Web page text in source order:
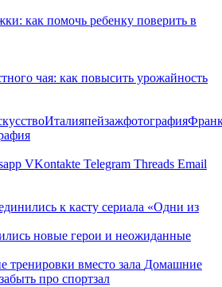
как помочь ребенку поверить в
чая: как повысить урожайность
Италияпейзажфотография
VKontakte Telegram Threads Email
новые герои и неожиданные
Домашние
про спортзал